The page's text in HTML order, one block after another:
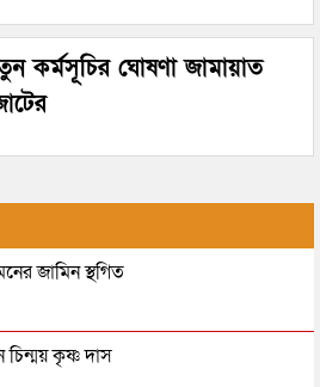
কর্মসূচির ঘোষণা জামায়াত
জামিন স্থগিত
চিন্ময় কৃষ্ণ দাস